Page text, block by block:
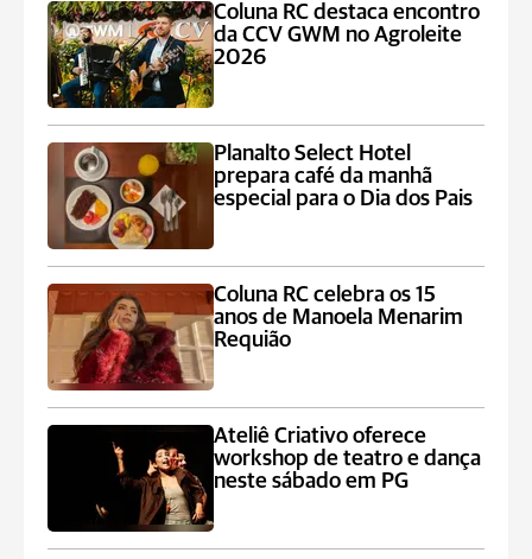
Coluna RC destaca encontro
da CCV GWM no Agroleite
2026
Planalto Select Hotel
prepara café da manhã
especial para o Dia dos Pais
Coluna RC celebra os 15
anos de Manoela Menarim
Requião
Ateliê Criativo oferece
workshop de teatro e dança
neste sábado em PG